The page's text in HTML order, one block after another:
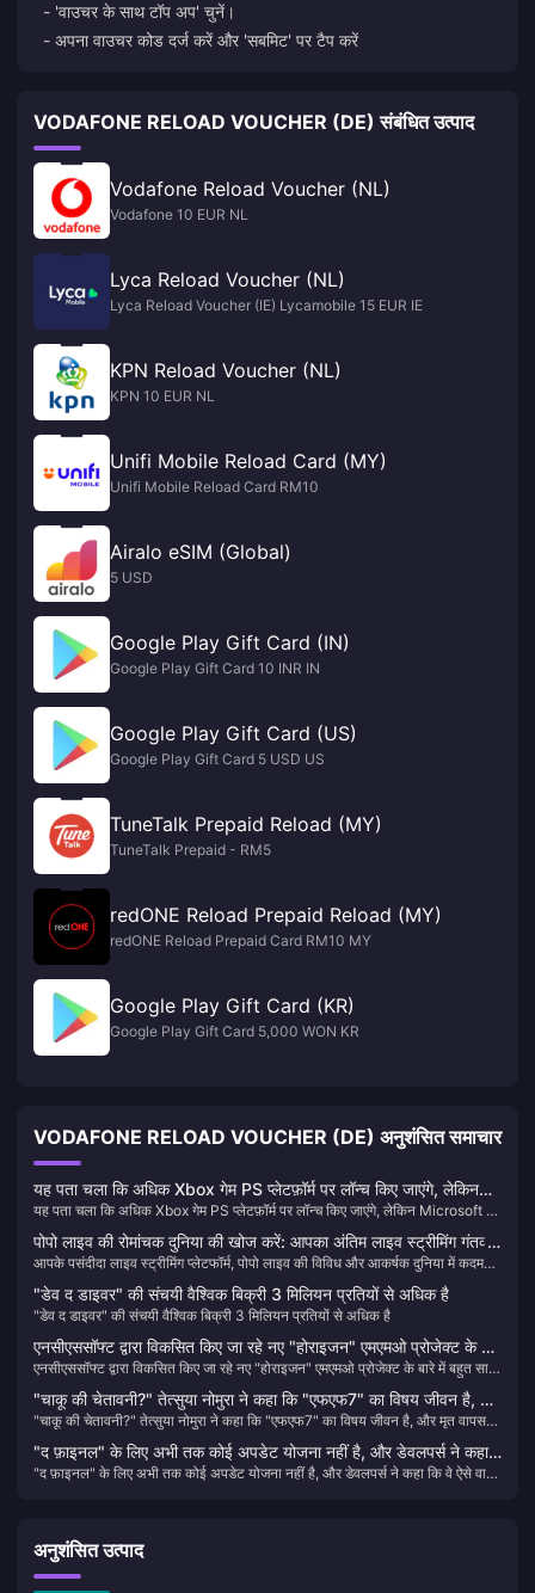
- 'वाउचर के साथ टॉप अप' चुनें।
- अपना वाउचर कोड दर्ज करें और 'सबमिट' पर टैप करें
VODAFONE RELOAD VOUCHER (DE) संबंधित उत्पाद
Vodafone Reload Voucher (NL)
Vodafone 10 EUR NL
Lyca Reload Voucher (NL)
Lyca Reload Voucher (IE) Lycamobile 15 EUR IE
KPN Reload Voucher (NL)
KPN 10 EUR NL
Unifi Mobile Reload Card (MY)
Unifi Mobile Reload Card RM10
Airalo eSIM (Global)
5 USD
Google Play Gift Card (IN)
Google Play Gift Card 10 INR IN
Google Play Gift Card (US)
Google Play Gift Card 5 USD US
TuneTalk Prepaid Reload (MY)
TuneTalk Prepaid - RM5
redONE Reload Prepaid Reload (MY)
redONE Reload Prepaid Card RM10 MY
Google Play Gift Card (KR)
Google Play Gift Card 5,000 WON KR
VODAFONE RELOAD VOUCHER (DE) अनुशंसित समाचार
यह पता चला कि अधिक Xbox गेम PS प्लेटफ़ॉर्म पर लॉन्च किए जाएंगे, लेकिन
Microsoft के पास इस पर कोई लाल रेखा नहीं है
यह पता चला कि अधिक Xbox गेम PS प्लेटफ़ॉर्म पर लॉन्च किए जाएंगे, लेकिन Microsoft के
पास इस पर कोई लाल रेखा नहीं है
पोपो लाइव की रोमांचक दुनिया की खोज करें: आपका अंतिम लाइव स्ट्रीमिंग गंतव्य
🎥✨
आपके पसंदीदा लाइव स्ट्रीमिंग प्लेटफॉर्म, पोपो लाइव की विविध और आकर्षक दुनिया में कदम
रखें। हमारे सीधे पोपो लाइव कॉइन्स टॉप-अप गाइड के साथ अपने देखने के अनुभव को बेहतर
बनाएं और आनंद से कभी न चूकें!
"डेव द डाइवर" की संचयी वैश्विक बिक्री 3 मिलियन प्रतियों से अधिक है
"डेव द डाइवर" की संचयी वैश्विक बिक्री 3 मिलियन प्रतियों से अधिक है
एनसीएससॉफ्ट द्वारा विकसित किए जा रहे नए "होराइजन" एमएमओ प्रोजेक्ट के बारे
में बहुत सारी जानकारी उजागर की गई है
एनसीएससॉफ्ट द्वारा विकसित किए जा रहे नए "होराइजन" एमएमओ प्रोजेक्ट के बारे में बहुत सारी
जानकारी उजागर की गई है
"चाकू की चेतावनी?" तेत्सुया नोमुरा ने कहा कि "एफएफ7" का विषय जीवन है, और
मृत वापस नहीं आएंगे।
"चाकू की चेतावनी?" तेत्सुया नोमुरा ने कहा कि "एफएफ7" का विषय जीवन है, और मृत वापस
"द फ़ाइनल" के लिए अभी तक कोई अपडेट योजना नहीं है, और डेवलपर्स ने कहा
कि वे ऐसे वादे नहीं करना चाहते जिन्हें वे पूरा नहीं कर सकें।
"द फ़ाइनल" के लिए अभी तक कोई अपडेट योजना नहीं है, और डेवलपर्स ने कहा कि वे ऐसे वादे
अनुशंसित उत्पाद